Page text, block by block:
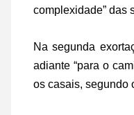
complexidade” das
Na segunda
adiante “para o
os casais, segundo